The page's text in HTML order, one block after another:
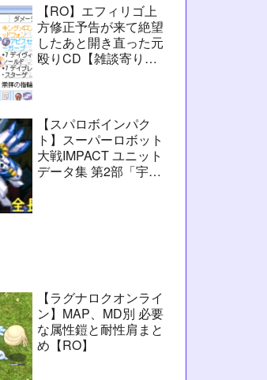
【RO】エフィリゴ上
方修正予告が来て絶望
したあと開き直った元
殴りCD【雑談寄りの
【スパロボインパク
ト】スーパーロボット
大戦IMPACT ユニット
データ集 第2部「宇宙
【ラグナロクオンライ
ン】MAP、MD別 必要
な属性鎧と耐性肩まと
め【RO】